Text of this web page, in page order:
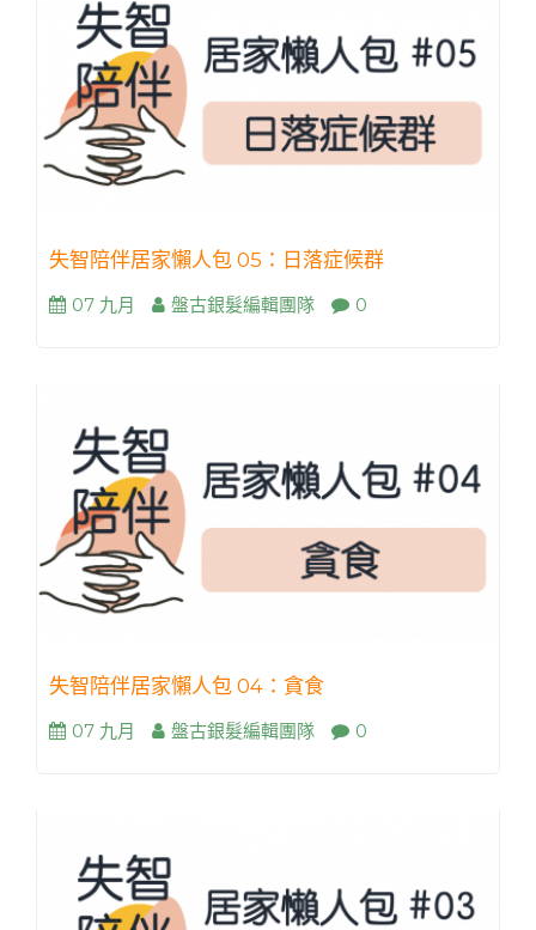
失智陪伴居家懶人包 05：日落症候群
07 九月 盤古銀髮編輯團隊 0
失智陪伴居家懶人包 04：貪食
07 九月 盤古銀髮編輯團隊 0